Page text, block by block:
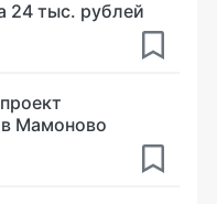
24 тыс. рублей
в Мамоново